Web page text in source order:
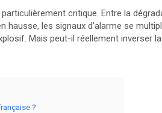
critique. Entre la
hausse, les signaux d’alarme se
Mais peut-il réellement inverser
?